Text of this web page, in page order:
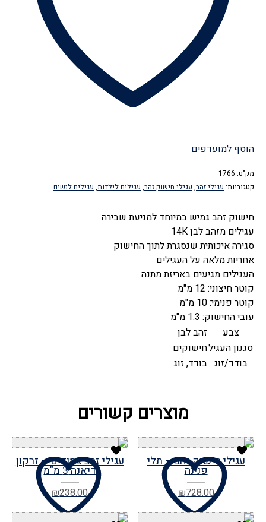
הוסף למועדפים
מק"ט: 1766
קטגוריות: עגילי זהב, עגילי חישוק זהב, עגילים לילדות, עגילים לנשים
חישוק זהב גמיש במיוחד למניעת שבירה
עגילים מזהב לבן 14K
סגירה איכותית שנסגרת לתוך החישוק
אחריות מלאה על העגילים
העגילים מגיעים באריזת מתנה
קוטר חיצוני: 12 מ"מ
קוטר פנימי: 10 מ"מ
עובי החישוק: 1.3 מ"מ
צבע
זהב לבן
סגנון העגילחישוקים
בודד/זוג בודד, זוג
מוצרים קשורים
עגילי חישוק זהב – תלי
פנינה
₪728.00
עגילי זהב צמודים – זרקון
דיאנה 3 מ"מ
₪238.00